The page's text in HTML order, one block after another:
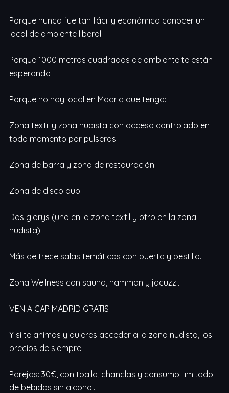
Porque nunca fue tan fácil y económico conocer un
local de ambiente liberal
Porque 1000 metros cuadrados de ambiente te están
esperando
Porque no hay local en Madrid que tenga:
Zona textil y zona nudista con acceso controlado en
todo momento por pulseras.
Zona de barra y zona de restauración.
Zona de disco pub.
Dos glorys (uno en la zona textil y otro en la zona
nudista).
Más de trece salas temáticas con puerta y pestillo.
Zona Wellness con sauna, hamman y jacuzzi.
VEN A CAP MADRID GRATIS
Y si te animas y quieres acceder a la zona nudista, los
precios de siempre:
Parejas: 30€, con toalla, chanclas y consumo ilimitado
de bebidas sin alcohol.